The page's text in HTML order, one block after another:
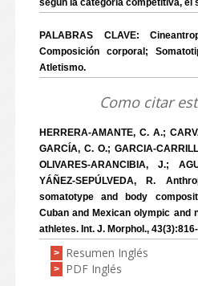
según la categoría competitiva, el
PALABRAS CLAVE:
Composición corporal;
Atletismo.
Como citar
HERRERA-AMANTE, C. A.;
GARCÍA, C. O.; GARCIA-
OLIVARES-ARANCIBIA, J.;
YÁÑEZ-SEPÚLVEDA, R.
somatotype and body
Cuban and Mexican olympic and
athletes. Int. J. Morphol.,
> Resumen Inglés
> PDF Inglés